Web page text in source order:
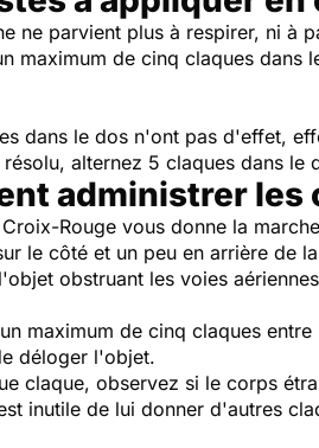
ne parvient plus à respirer, ni à
maximum de cinq claques
dans le dos n'ont pas d'effet,
alternez 5 claques dans le
administrer les
Rouge vous donne la
le côté et un peu en arrière de
obstruant les voies
maximum de cinq claques
déloger l'objet.
claque, observez si le corps
inutile de lui donner d'autres